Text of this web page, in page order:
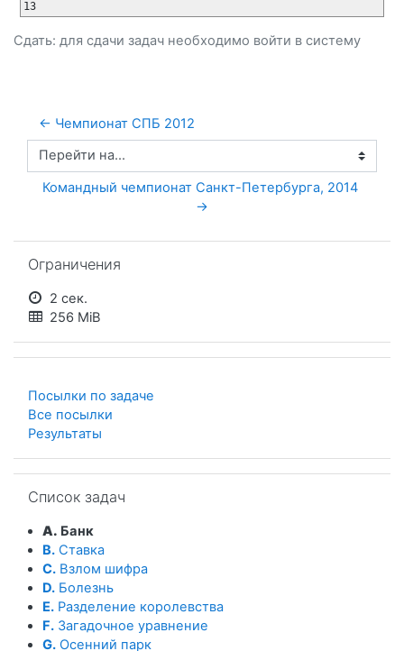
Сдать: для сдачи задач необходимо войти в систему
← Чемпионат СПБ 2012
Перейти на...
Командный чемпионат Санкт-Петербурга, 2014
→
Ограничения
2 сек.
256 MiB
Посылки по задаче
Все посылки
Результаты
Список задач
A. Банк
B. Ставка
C. Взлом шифра
D. Болезнь
E. Разделение королевства
F. Загадочное уравнение
G. Осенний парк